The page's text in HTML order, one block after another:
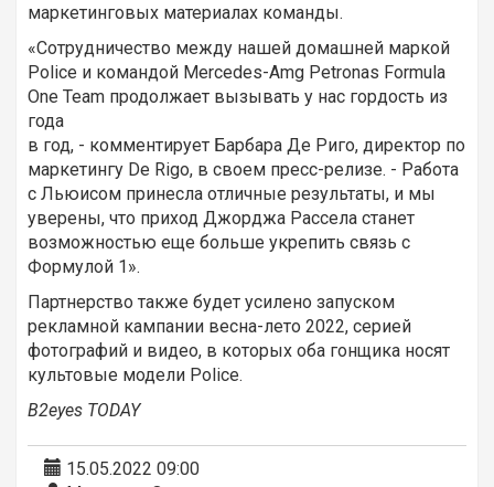
маркетинговых материалах команды.
«Сотрудничество между нашей домашней маркой
Police и командой Mercedes-Amg Petronas Formula
One Team продолжает вызывать у нас гордость из
года
в год, - комментирует Барбара Де Риго, директор по
маркетингу De Rigo, в своем пресс-релизе. - Работа
с Льюисом принесла отличные результаты, и мы
уверены, что приход Джорджа Рассела станет
возможностью еще больше укрепить связь с
Формулой 1».
Партнерство также будет усилено запуском
рекламной кампании весна-лето 2022, серией
фотографий и видео, в которых оба гонщика носят
культовые модели Police.
B2eyes TODAY
15.05.2022 09:00